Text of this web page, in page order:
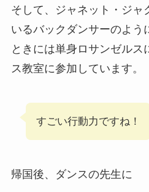
そして、ジャネット・ジャ
いるバックダンサーのよう
ときには単身ロサンゼルス
ス教室に参加しています。
すごい行動力ですね！
帰国後、ダンスの先生に